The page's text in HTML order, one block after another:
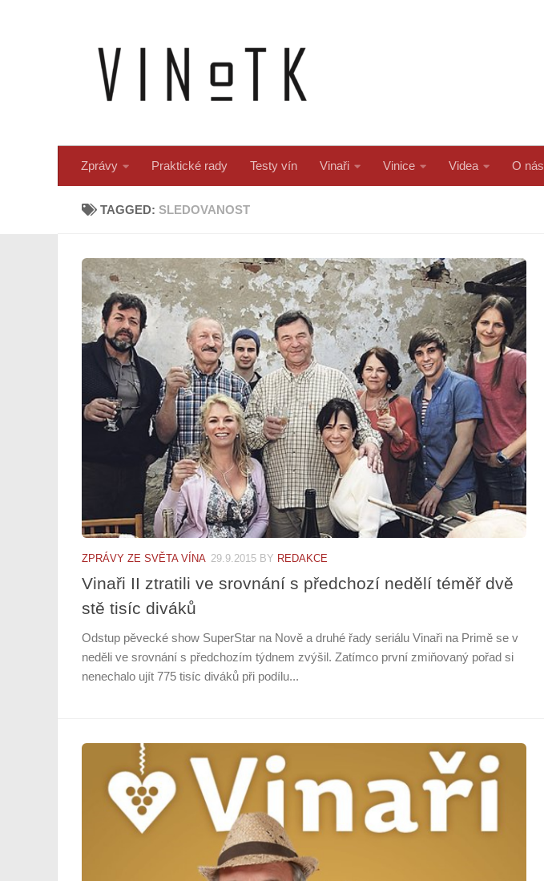
Zprávy Praktické rady Testy vín Vinaři Vinice Videa O nás
TAGGED:SLEDOVANOST
ZPRÁVY ZE SVĚTA VÍNA 29.9.2015 BY REDAKCE
Vinaři II ztratili ve srovnání s předchozí nedělí téměř dvě
stě tisíc diváků
Odstup pěvecké show SuperStar na Nově a druhé řady seriálu Vinaři na Primě se v
neděli ve srovnání s předchozím týdnem zvýšil. Zatímco první zmiňovaný pořad si
nenechalo ujít 775 tisíc diváků při podílu...